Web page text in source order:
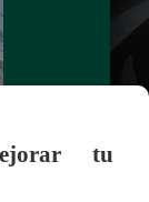
tu